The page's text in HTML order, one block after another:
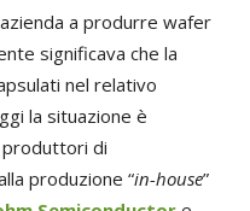
a produrre wafer
significava che la
nel relativo
la situazione è
produttori di
produzione “in-house”